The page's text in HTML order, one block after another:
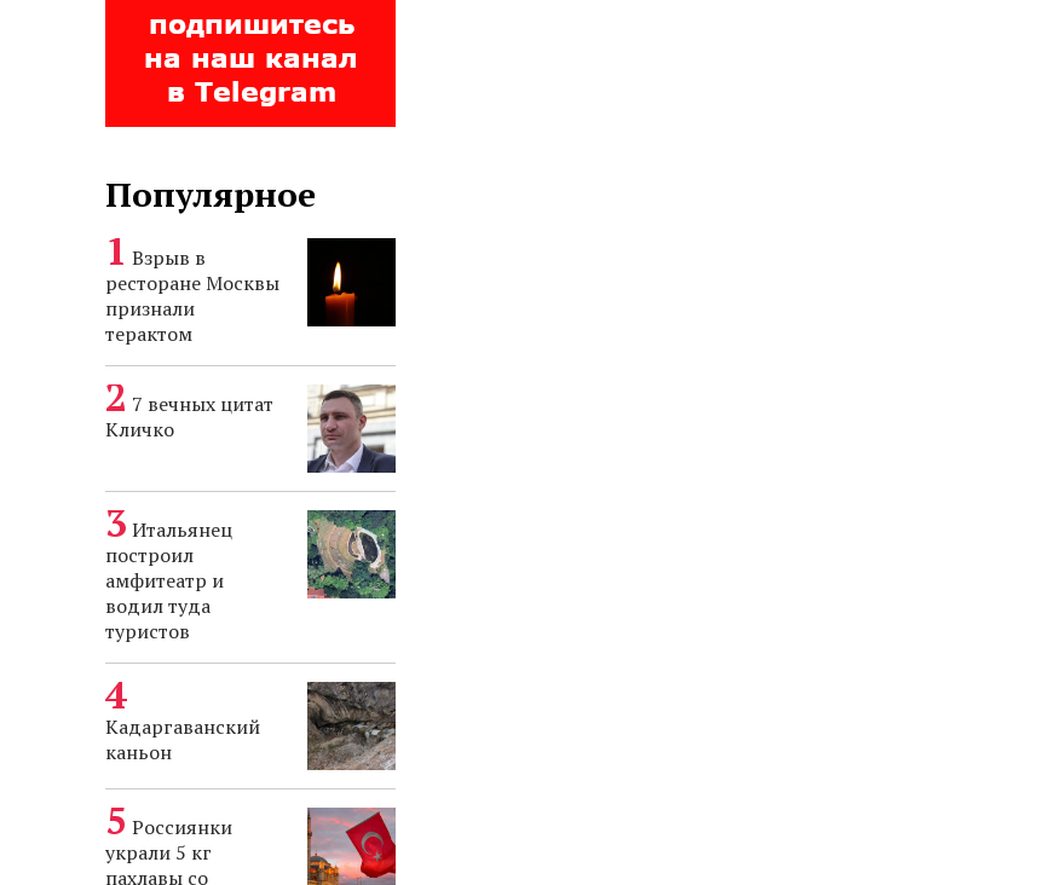
Популярное
Взрыв в
ресторане Москвы
признали
терактом
7 вечных цитат
Кличко
Итальянец
построил
амфитеатр и
водил туда
туристов
Кадаргаванский
каньон
Россиянки
украли 5 кг
пахлавы со